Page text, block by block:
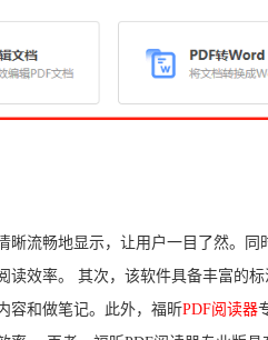
晰流畅地显示，让用户一目了然。
读效率。 其次，该软件具备丰富的
容和做笔记。此外，福昕PDF阅读器